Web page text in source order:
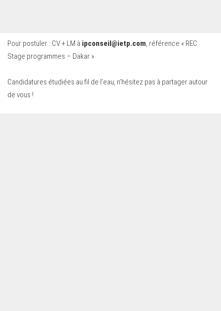
Pour postuler : CV + LM à ipconseil@ietp.com, référence « REC
Stage programmes – Dakar ».
Candidatures étudiées au fil de l’eau, n’hésitez pas à partager autour
de vous !